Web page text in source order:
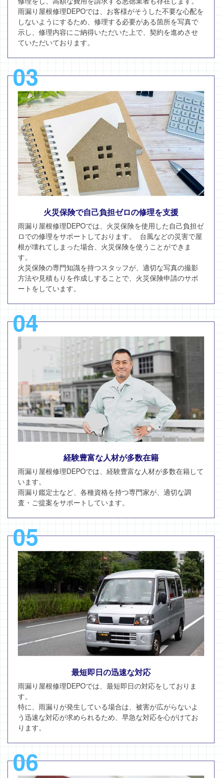
雨漏り屋根修理DEPOでは、お客様がそうした不要な心配を
しないようにするため、修理する必要がある箇所を写真で
示し、修理内容にご納得いただいた上で、契約を進めさせ
ていただいております。
03
火災保険で自己負担ゼロの修理を支援
雨漏り屋根修理DEPOでは、火災保険を使用した自己負担ゼ
ロでの修理をサポートしております。 台風などの災害で屋
根が壊れてしまった場合、火災保険を使うことができま
す。
火災保険の専門知識を持つスタッフが、適切な写真の撮影
方法や見積もりを作成しすることで、火災保険申請のサポ
ートをしています。
04
経験豊富な人材が多数在籍
雨漏り屋根修理DEPOでは、経験豊富な人材が多数在籍して
います。
雨漏り鑑定士など、各種資格を持つ専門家が、適切な調
査・ご提案をサポートしています。
05
最短即日の迅速な対応
雨漏り屋根修理DEPOでは、最短即日の対応をしておりま
す。
特に、雨漏りが発生している場合は、被害が広がらないよ
う迅速な対応が求められるため、早急な対応を心がけてお
ります。
06